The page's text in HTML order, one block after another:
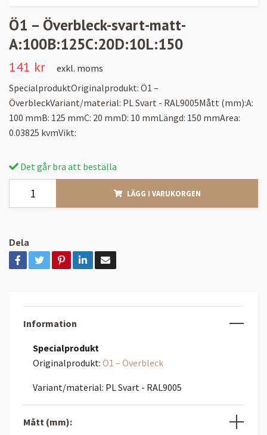
Ö1 – Överbleck-svart-matt-
A:100B:125C:20D:10L:150
141 kr
exkl. moms
SpecialproduktOriginalprodukt: Ö1 –
ÖverbleckVariant/material: PL Svart - RAL9005Mått (mm):A:
100 mmB: 125 mmC: 20 mmD: 10 mmLängd: 150 mmArea:
0.03825 kvmVikt:
Det går bra att beställa
LÄGG I VARUKORGEN
Dela
Information
Specialprodukt
Originalprodukt: Ö1 – Överbleck
Variant/material: PL Svart - RAL9005
Mått (mm):